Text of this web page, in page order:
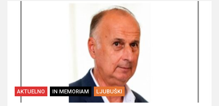
AKTUELNO IN MEMORIAM LJUBUŠKI